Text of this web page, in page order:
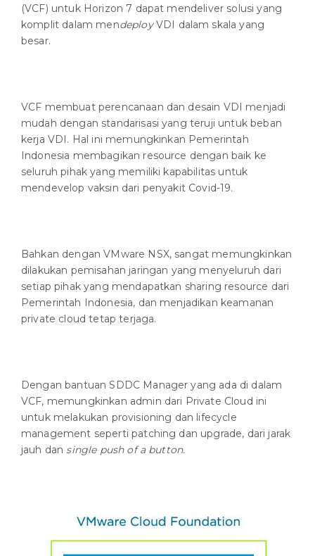
(VCF) untuk Horizon 7 dapat mendeliver solusi yang
komplit dalam mendeployVDI dalam skala yang
besar.
VCF membuat perencanaan dan desain VDI menjadi
mudah dengan standarisasi yang teruji untuk beban
kerja VDI. Hal ini memungkinkan Pemerintah
Indonesia membagikan resource dengan baik ke
seluruh pihak yang memiliki kapabilitas untuk
mendevelop vaksin dari penyakit Covid-19.
Bahkan dengan VMware NSX, sangat memungkinkan
dilakukan pemisahan jaringan yang menyeluruh dari
setiap pihak yang mendapatkan sharing resource dari
Pemerintah Indonesia, dan menjadikan keamanan
private cloud tetap terjaga.
Dengan bantuan SDDC Manager yang ada di dalam
VCF, memungkinkan admin dari Private Cloud ini
untuk melakukan provisioning dan lifecycle
management seperti patching dan upgrade, dari jarak
jauh dan single push of a button.